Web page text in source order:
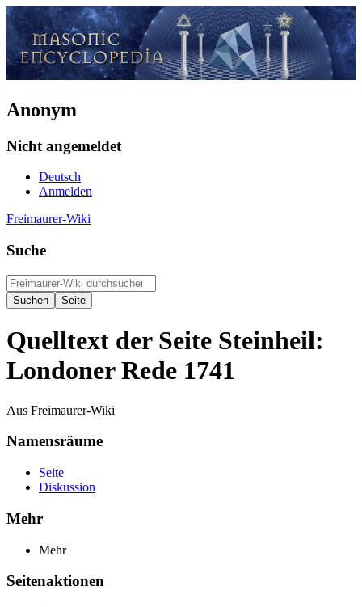
Anonym
Nicht angemeldet
Deutsch
Anmelden
Freimaurer-Wiki
Suche
Quelltext der Seite Steinheil:
Londoner Rede 1741
Aus Freimaurer-Wiki
Namensräume
Seite
Diskussion
Mehr
Mehr
Seitenaktionen